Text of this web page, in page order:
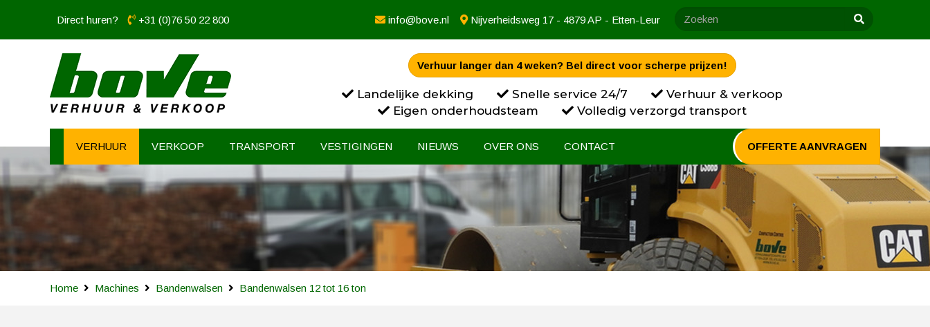
Direct huren? +31 (0)76 50 22 800 info@bove.nl Nijverheidsweg 17 - 4879 AP - Etten-Leur
Verhuur langer dan 4 weken? Bel direct voor scherpe prijzen!
Landelijke dekking Snelle service 24/7
Verhuur & verkoop
Eigen onderhoudsteam
Volledig verzorgd transport
VERHUUR VERKOOP TRANSPORT VESTIGINGEN NIEUWS OVER ONS CONTACT OFFERTE AANVRAGEN
Home Machines Bandenwalsen Bandenwalsen 12 tot 16 ton